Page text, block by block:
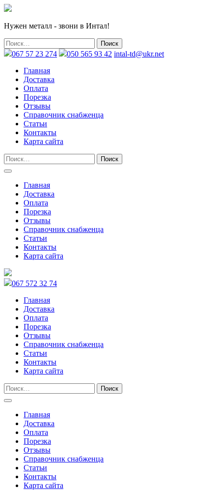
Нужен металл - звони в Интал!
067 57 23 274 050 565 93 42 intal-td@ukr.net
Главная
Доставка
Оплата
Порезка
Отзывы
Справочник снабженца
Статьи
Контакты
Карта сайта
Главная
Доставка
Оплата
Порезка
Отзывы
Справочник снабженца
Статьи
Контакты
Карта сайта
067 572 32 74
Главная
Доставка
Оплата
Порезка
Отзывы
Справочник снабженца
Статьи
Контакты
Карта сайта
Главная
Доставка
Оплата
Порезка
Отзывы
Справочник снабженца
Статьи
Контакты
Карта сайта